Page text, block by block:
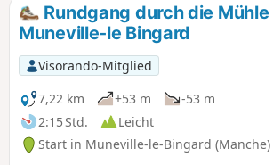
Rundgang durch die Mühle
Muneville-le Bingard
Visorando-Mitglied
7,22 km
+53 m
-53 m
2:15 Std.
Leicht
Start in Muneville-le-Bingard (Manche)